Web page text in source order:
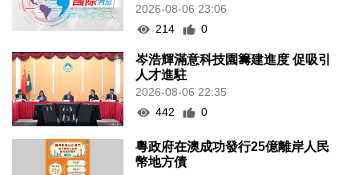
2026-08-06 23:06
214
0
岑浩輝滿意科技園籌建進度 促吸引
人才進駐
2026-08-06 22:35
442
0
粵政府在澳成功發行25億離岸人民
幣地方債